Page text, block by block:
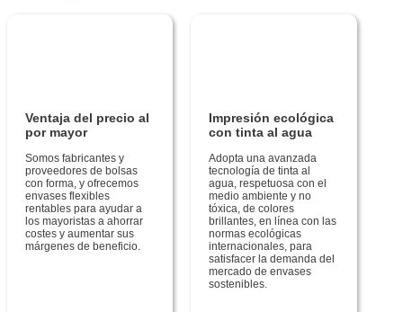
Ventaja del precio al
por mayor
Somos fabricantes y
proveedores de bolsas
con forma, y ofrecemos
envases flexibles
rentables para ayudar a
los mayoristas a ahorrar
costes y aumentar sus
márgenes de beneficio.
Impresión ecológica
con tinta al agua
Adopta una avanzada
tecnología de tinta al
agua, respetuosa con el
medio ambiente y no
tóxica, de colores
brillantes, en línea con las
normas ecológicas
internacionales, para
satisfacer la demanda del
mercado de envases
sostenibles.